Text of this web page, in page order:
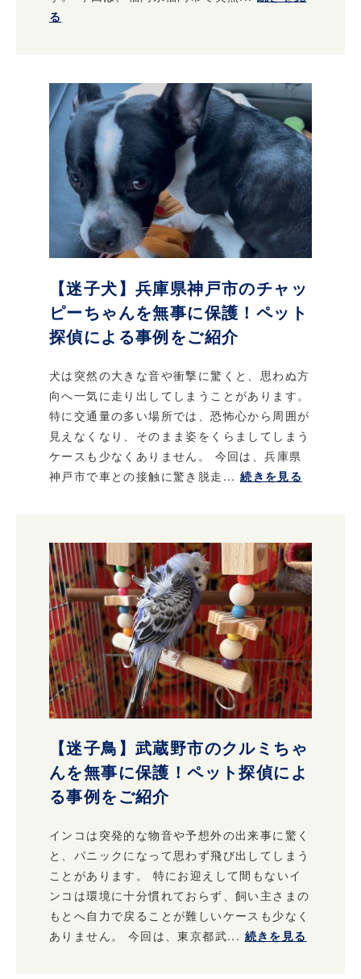
る
【迷子犬】兵庫県神戸市のチャッ
ピーちゃんを無事に保護！ペット
探偵による事例をご紹介
犬は突然の大きな音や衝撃に驚くと、思わぬ方
向へ一気に走り出してしまうことがあります。
特に交通量の多い場所では、恐怖心から周囲が
見えなくなり、そのまま姿をくらましてしまう
ケースも少なくありません。 今回は、兵庫県
神戸市で車との接触に驚き脱走...続きを見る
【迷子鳥】武蔵野市のクルミちゃ
んを無事に保護！ペット探偵によ
る事例をご紹介
インコは突発的な物音や予想外の出来事に驚く
と、パニックになって思わず飛び出してしまう
ことがあります。 特にお迎えして間もないイ
ンコは環境に十分慣れておらず、飼い主さまの
もとへ自力で戻ることが難しいケースも少なく
ありません。 今回は、東京都武... 続きを見る